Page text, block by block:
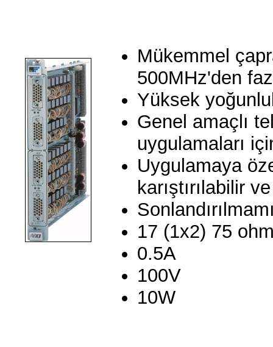
Mükemmel
500MHz'den
Yüksek
Genel amaçlı
uygulamaları
Uygulamaya
karıştırılabilir
17 (1x2) 75
0.5A
100V
10W